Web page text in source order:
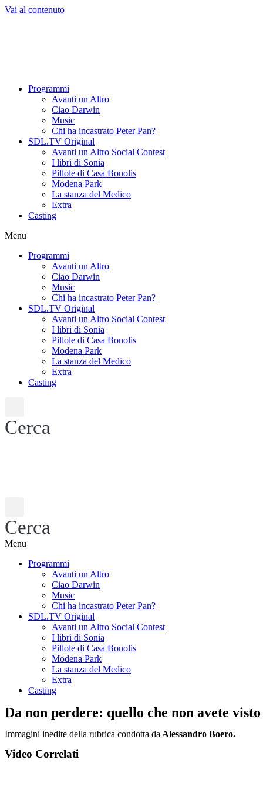
Vai al contenuto
Programmi
Avanti un Altro
Ciao Darwin
Music
Chi ha incastrato Peter Pan?
SDL.TV Original
Avanti un Altro Social Contest
I libri di Sonia
Pillole di Casa Bonolis
Modena Park
La stanza del Medico
Extra
Casting
Menu
Programmi
Avanti un Altro
Ciao Darwin
Music
Chi ha incastrato Peter Pan?
SDL.TV Original
Avanti un Altro Social Contest
I libri di Sonia
Pillole di Casa Bonolis
Modena Park
La stanza del Medico
Extra
Casting
Cerca
Cerca
Menu
Programmi
Avanti un Altro
Ciao Darwin
Music
Chi ha incastrato Peter Pan?
SDL.TV Original
Avanti un Altro Social Contest
I libri di Sonia
Pillole di Casa Bonolis
Modena Park
La stanza del Medico
Extra
Casting
Da non perdere: quello che non avete
Immagini inedite della rubrica condotta da Alessandro Boero.
Video Correlati